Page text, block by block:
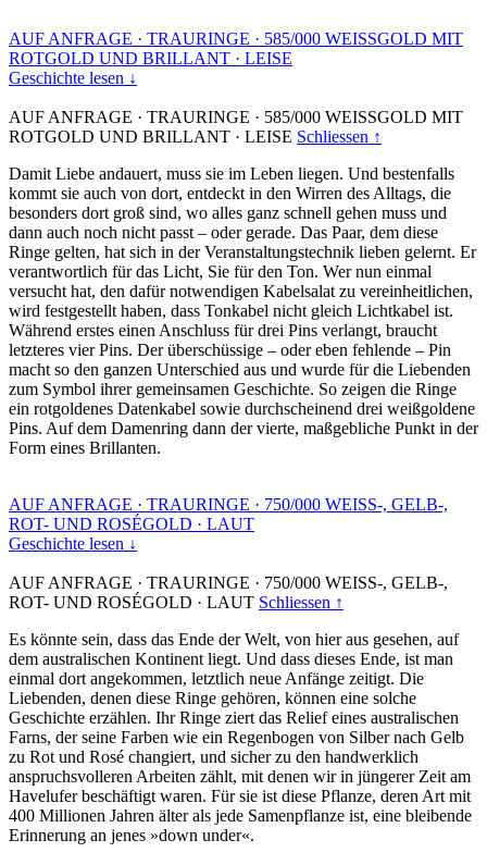
AUF ANFRAGE · TRAURINGE · 585/000 WEISSGOLD MIT
ROTGOLD UND BRILLANT · LEISE
Geschichte lesen ↓
AUF ANFRAGE · TRAURINGE · 585/000 WEISSGOLD MIT
ROTGOLD UND BRILLANT · LEISE Schliessen ↑
Damit Liebe andauert, muss sie im Leben liegen. Und bestenfalls
kommt sie auch von dort, entdeckt in den Wirren des Alltags, die
besonders dort groß sind, wo alles ganz schnell gehen muss und
dann auch noch nicht passt – oder gerade. Das Paar, dem diese
Ringe gelten, hat sich in der Veranstaltungstechnik lieben gelernt. Er
verantwortlich für das Licht, Sie für den Ton. Wer nun einmal
versucht hat, den dafür notwendigen Kabelsalat zu vereinheitlichen,
wird festgestellt haben, dass Tonkabel nicht gleich Lichtkabel ist.
Während erstes einen Anschluss für drei Pins verlangt, braucht
letzteres vier Pins. Der überschüssige – oder eben fehlende – Pin
macht so den ganzen Unterschied aus und wurde für die Liebenden
zum Symbol ihrer gemeinsamen Geschichte. So zeigen die Ringe
ein rotgoldenes Datenkabel sowie durchscheinend drei weißgoldene
Pins. Auf dem Damenring dann der vierte, maßgebliche Punkt in der
Form eines Brillanten.
AUF ANFRAGE · TRAURINGE · 750/000 WEISS-, GELB-,
ROT- UND ROSÉGOLD · LAUT
Geschichte lesen ↓
AUF ANFRAGE · TRAURINGE · 750/000 WEISS-, GELB-,
ROT- UND ROSÉGOLD · LAUT Schliessen ↑
Es könnte sein, dass das Ende der Welt, von hier aus gesehen, auf
dem australischen Kontinent liegt. Und dass dieses Ende, ist man
einmal dort angekommen, letztlich neue Anfänge zeitigt. Die
Liebenden, denen diese Ringe gehören, können eine solche
Geschichte erzählen. Ihr Ringe ziert das Relief eines australischen
Farns, der seine Farben wie ein Regenbogen von Silber nach Gelb
zu Rot und Rosé changiert, und sicher zu den handwerklich
anspruchsvolleren Arbeiten zählt, mit denen wir in jüngerer Zeit am
Havelufer beschäftigt waren. Für sie ist diese Pflanze, deren Art mit
400 Millionen Jahren älter als jede Samenpflanze ist, eine bleibende
Erinnerung an jenes »down under«.